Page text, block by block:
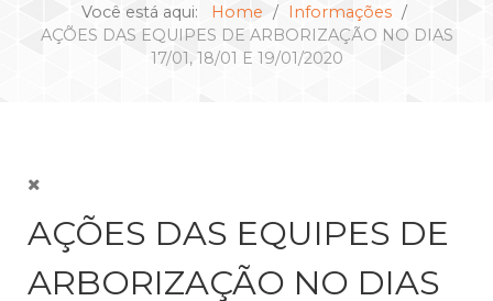
Você está aqui: Home
Informações
AÇÕES DAS EQUIPES DE ARBORIZAÇÃO NO DIAS
17/01, 18/01 E 19/01/2020
AÇÕES DAS EQUIPES DE
ARBORIZAÇÃO NO DIAS